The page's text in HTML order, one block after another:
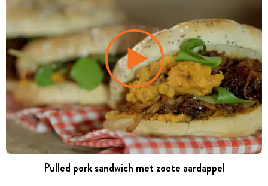
Pulled pork sandwich met zoete aardappel